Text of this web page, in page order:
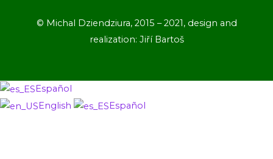
© Michal Dziendziura, 2015 – 2021, design and
realization: Jiří Bartoš
Español
English
Español